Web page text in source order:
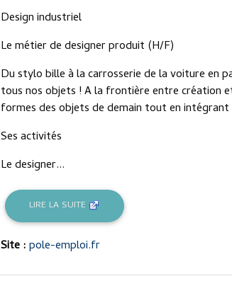
Design industriel
Le métier de designer produit (H/F)
Du stylo bille à la carrosserie de la voiture en
tous nos objets ! A la frontière entre création
formes des objets de demain tout en
Ses activités
Le designer...
LIRE LA SUITE
Site :pole-emploi.fr